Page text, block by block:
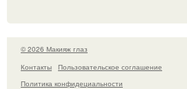
© 2026 Макияж глаз
Контакты
Пользовательское соглашение
Политика конфидециальности